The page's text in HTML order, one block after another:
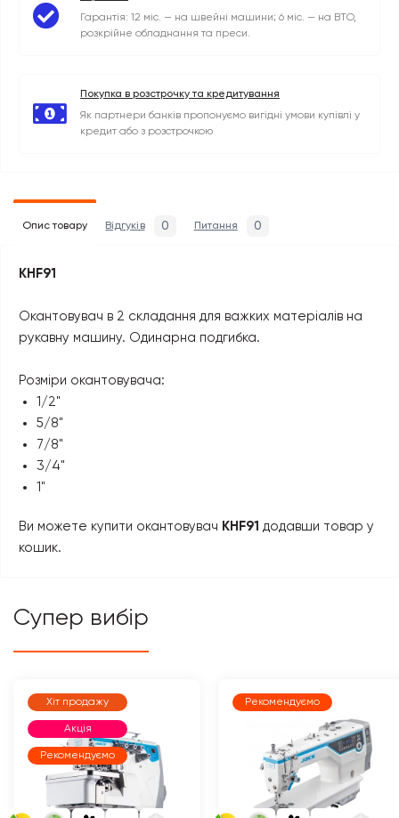
Гарантія: 12 міс. — на швейні машини; 6 міс. — на ВТО,
розкрійне обладнання та преси.
Покупка в розстрочку та кредитування
Як партнери банків пропонуємо вигідні умови купівлі у
кредит або з розстрочкою
Опис товару Відгуків 0 Питання 0
KHF91
Окантовувач в 2 складання для важких матеріалів на
рукавну машину. Одинарна подгибка.
Розміри окантовувача:
1/2"
5/8"
7/8"
3/4"
1"
Ви можете купити окантовувач KHF91 додавши товар у
кошик.
Супер вибір
Хіт продажу
Акція
Рекомендуємо
Рекомендуємо